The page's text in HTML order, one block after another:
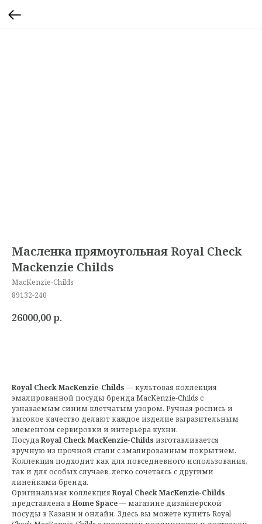
Масленка прямоугольная Royal Check
Mackenzie Childs
MacKenzie-Childs
89132-240
26000,00р.
Royal Check MacKenzie-Childs — культовая коллекция
эмалированной посуды бренда MacKenzie-Childs с
узнаваемым синим клетчатым узором. Ручная роспись и
высокое качество делают каждое изделие выразительным
элементом сервировки и интерьера кухни.
ПосудаRoyal Check MacKenzie-Childs изготавливается
вручную из прочной стали с эмалированным покрытием.
Коллекция подходит как для повседневного использования,
так и для особых случаев, легко сочетаясь с другими
линейками бренда.
Оригинальная коллекция Royal Check MacKenzie-Childs
представлена в Home Space— магазине дизайнерской
посуды в Казани и онлайн. Здесь вы можете купить Royal